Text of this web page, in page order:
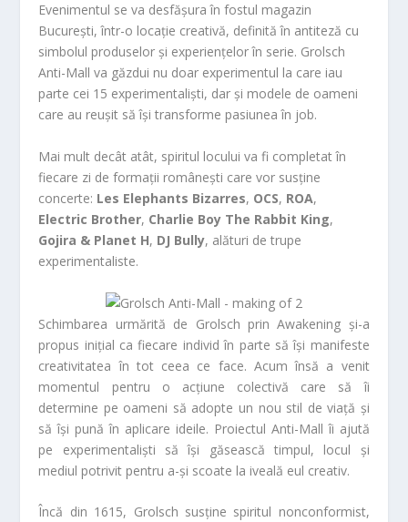
Evenimentul se va desfășura în fostul magazin
București, într-o locație creativă, definită în antiteză cu
simbolul produselor și experiențelor în serie. Grolsch
Anti-Mall va găzdui nu doar experimentul la care iau
parte cei 15 experimentaliști, dar și modele de oameni
care au reușit să își transforme pasiunea în job.
Mai mult decât atât, spiritul locului va fi completat în
fiecare zi de formații românești care vor susține
concerte: Les Elephants Bizarres, OCS, ROA,
Electric Brother, Charlie Boy The Rabbit King,
Gojira & Planet H, DJ Bully, alături de trupe
experimentaliste.
Schimbarea urmărită de Grolsch prinAwakening și-a
propus inițial ca fiecare individ în parte să își manifeste
creativitatea în tot ceea ce face. Acum însă a venit
momentul pentru o acțiune colectivă care să îi
determine pe oameni să adopte un nou stil de viață și
să își pună în aplicare ideile. Proiectul Anti-Mall îi ajută
pe experimentaliști să își găsească timpul, locul și
mediul potrivit pentru a-și scoate la iveală eul creativ.
Încă din 1615, Grolsch susține spiritul nonconformist,